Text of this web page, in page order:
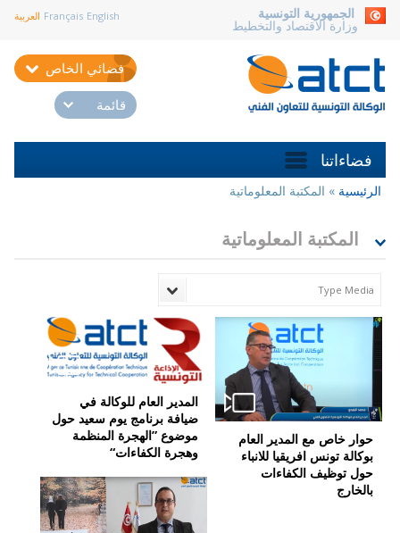
الجمهورية التونسية
وزارة الاقتصاد والتخطيط
Français English العربية
فضائي الخاص
قائمة
فضاءاتنا
أنت
الرئيسية » المكتبة المعلوماتية
المكتبة المعلوماتية
Type Media
حوار خاص مع المدير العام
بوكالة تونس افريقيا للانباء
حول توظيف الكفاءات
بالخارج
المدير العام للوكالة في
ضيافة برنامج يوم سعيد حول
موضوع ”الهجرة المنظمة
وهجرة الكفاءات“